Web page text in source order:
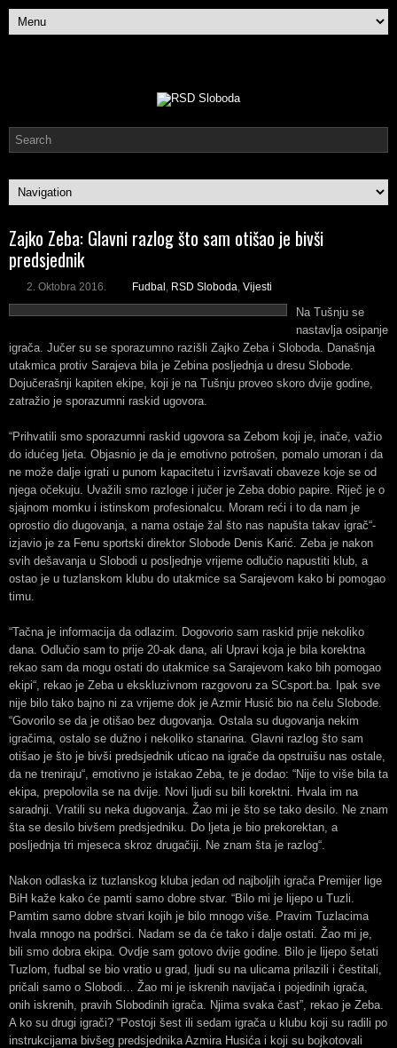
Zajko Zeba: Glavni razlog što sam otišao je bivši
predsjednik
2. Oktobra 2016. Fudbal , RSD Sloboda, Vijesti
Na Tušnju se
nastavlja osipanje
igrača. Jučer su se sporazumno razišli Zajko Zeba i Sloboda. Današnja
utakmica protiv Sarajeva bila je Zebina posljednja u dresu Slobode.
Dojučerašnji kapiten ekipe, koji je na Tušnju proveo skoro dvije godine,
zatražio je sporazumni raskid ugovora.
“Prihvatili smo sporazumni raskid ugovora sa Zebom koji je, inače, važio
do idućeg ljeta. Objasnio je da je emotivno potrošen, pomalo umoran i da
ne može dalje igrati u punom kapacitetu i izvršavati obaveze koje se od
njega očekuju. Uvažili smo razloge i jučer je Zeba dobio papire. Riječ je o
sjajnom momku i istinskom profesionalcu. Moram reći i to da nam je
oprostio dio dugovanja, a nama ostaje žal što nas napušta takav igrač“-
izjavio je za Fenu sportski direktor Slobode Denis Karić. Zeba je nakon
svih dešavanja u Slobodi u posljednje vrijeme odlučio napustiti klub, a
ostao je u tuzlanskom klubu do utakmice sa Sarajevom kako bi pomogao
timu.
“Tačna je informacija da odlazim. Dogovorio sam raskid prije nekoliko
dana. Odlučio sam to prije 20-ak dana, ali Upravi koja je bila korektna
rekao sam da mogu ostati do utakmice sa Sarajevom kako bih pomogao
ekipi“, rekao je Zeba u ekskluzivnom razgovoru za SCsport.ba. Ipak sve
nije bilo tako bajno ni za vrijeme dok je Azmir Husić bio na čelu Slobode.
“Govorilo se da je otišao bez dugovanja. Ostala su dugovanja nekim
igračima, ostalo se dužno i nekoliko stanarina. Glavni razlog što sam
otišao je što je bivši predsjednik uticao na igrače da opstruišu nas ostale,
da ne treniraju“, emotivno je istakao Zeba, te je dodao: “Nije to više bila ta
ekipa, prepolovila se na dvije. Novi ljudi su bili korektni. Hvala im na
saradnji. Vratili su neka dugovanja. Žao mi je što se tako desilo. Ne znam
šta se desilo bivšem predsjedniku. Do ljeta je bio prekorektan, a
posljednja tri mjeseca skroz drugačiji. Ne znam šta je razlog“.
Nakon odlaska iz tuzlanskog kluba jedan od najboljih igrača Premijer lige
BiH kaže kako će pamti samo dobre stvar. “Bilo mi je lijepo u Tuzli.
Pamtim samo dobre stvari kojih je bilo mnogo više. Pravim Tuzlacima
hvala mnogo na podršci. Nadam se da će tako i dalje ostati. Žao mi je,
bili smo dobra ekipa. Ovdje sam gotovo dvije godine. Bilo je lijepo šetati
Tuzlom, fudbal se bio vratio u grad, ljudi su na ulicama prilazili i čestitali,
pričali samo o Slobodi… Žao mi je iskrenih navijača i pojedinih igrača,
onih iskrenih, pravih Slobodinih igrača. Njima svaka čast”, rekao je Zeba.
A ko su drugi igrači? “Postoji šest ili sedam igrača u klubu koji su radili po
instrukcijama bivšeg predsjednika Azmira Husića i koji su bojkotovali